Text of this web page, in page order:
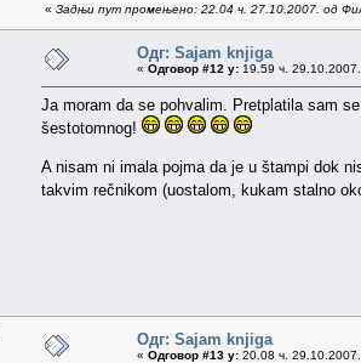
« Задњи пут промењено: 22.04 ч. 27.10.2007. од
Одг: Sajam knjiga
« Одговор #12 у: 19.59 ч.
Ja moram da se pohvalim. Pretplatila sam
šestotomnog!
A nisam ni imala pojma da je u štampi dok
takvim rečnikom (uostalom, kukam stalno
Одг: Sajam knjiga
« Одговор #13 у: 20.08 ч.